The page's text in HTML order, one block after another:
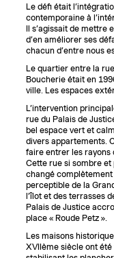
Le défi était
contemporaine à
Il s’agissait de mettre
d’en améliorer ses
chacun d’entre nous
Le quartier entre la
Boucherie était en
ville. Les espaces
L’intervention
rue du Palais de
bel espace vert et
divers appartements.
faire entrer les rayons
Cette rue si sombre et
changé complètement
perceptible de la
l’îlot et des terrasses
Palais de Justice
place « Roude Petz ».
Les maisons
XVIIème siècle ont